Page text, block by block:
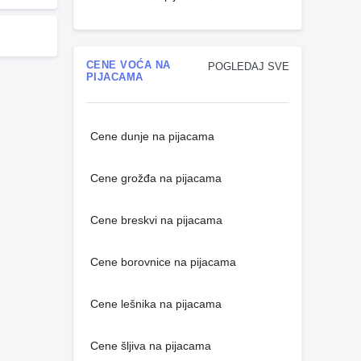
POGLEDAJ SVE
CENE VOĆA NA
PIJACAMA
Cene dunje na pijacama
Cene grožđa na pijacama
Cene breskvi na pijacama
Cene borovnice na pijacama
Cene lešnika na pijacama
Cene šljiva na pijacama